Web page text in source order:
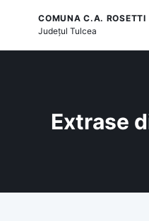
COMUNA C.A. ROSETTI
JudețulTulcea
Extrase